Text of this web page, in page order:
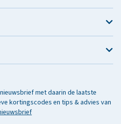
met daarin de laatste
kortingscodes en tips & advies van